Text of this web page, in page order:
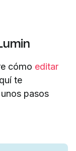
cómo editar
te
pasos